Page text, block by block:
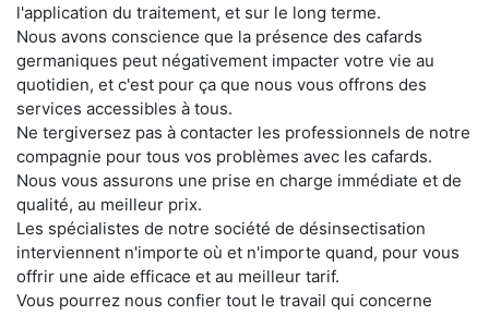
l'application du traitement, et sur le long terme.
Nous avons conscience que la présence des cafards
germaniques peut négativement impacter votre vie au
quotidien, et c'est pour ça que nous vous offrons des
services accessibles à tous.
Ne tergiversez pas à contacter les professionnels de notre
compagnie pour tous vos problèmes avec les cafards.
Nous vous assurons une prise en charge immédiate et de
qualité, au meilleur prix.
Les spécialistes de notre société de désinsectisation
interviennent n'importe où et n'importe quand, pour vous
offrir une aide efficace et au meilleur tarif.
Vous pourrez nous confier tout le travail qui concerne